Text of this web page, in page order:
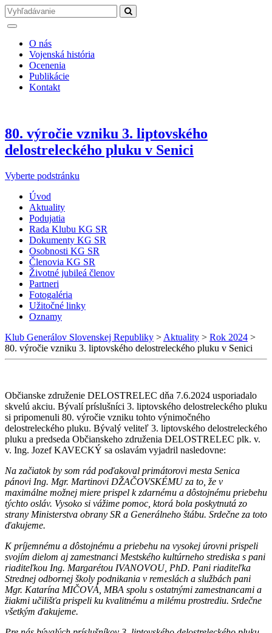
O nás
Vojenská história
Ocenenia
Publikácie
Kontakt
80. výročie vzniku 3. liptovského
delostreleckého pluku v Senici
Vyberte podstránku
Úvod
Aktuality
Podujatia
Rada Klubu KG SR
Dokumenty KG SR
Osobnosti KG SR
Členovia KG SR
Životné jubileá členov
Partneri
Fotogaléria
Užitočné linky
Oznamy
Klub Generálov Slovenskej Republiky > Aktuality > Rok 2024 >
80. výročie vzniku 3. liptovského delostreleckého pluku v Senici
Občianske združenie DELOSTRELEC dňa 7.6.2024 usporiadalo
skvelú akciu. Bývalí príslušníci 3. liptovského delostreleckého pluku
si pripomenuli 80. výročie vzniku tohto výnimočného
delostreleckého pluku. Bývalý veliteľ 3. liptovského delostreleckého
pluku a predseda Občianskeho združenia DELOSTRELEC plk. v.
v. Ing. Jozef KAVECKÝ sa oslavám vyjadril nasledovne:
Na začiatok by som rád poďakoval primátorovi mesta Senica
pánovi Ing. Mgr. Martinovi DŽAČOVSKÉMU za to, že v
maximálne možnej miere prispel k zdarnému a dôstojnému priebehu
týchto osláv. Vysoko si vážime pomoc, ktorá bola poskytnutá zo
strany Ministerstva obrany SR a Generálneho štábu. Srdečne za toto
ďakujeme.
K príjemnému a dôstojnému a priebehu na vysokej úrovni prispeli
svojím dielom aj zamestnanci Mestského kultúrneho strediska s pani
riaditeľkou Ing. Margarétou IVANOVOU, PhD. Pani riaditeľka
Strednej odbornej školy podnikania v remeslách a službách pani
Mgr. Katarína MIČOVÁ, MBA spolu s ostatnými zamestnancami a
žiakmi učilišťa prispeli ku kvalitnému a milému prostrediu. Srdečne
všetkým ďakujeme.